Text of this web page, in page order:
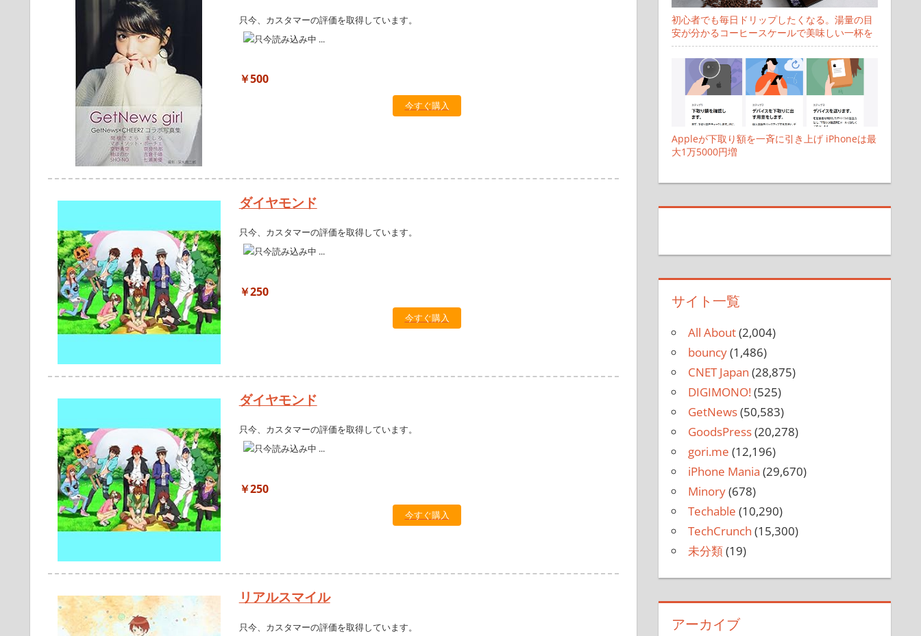
只今、カスタマーの評価を取得しています。
￥500
今すぐ購入
ダイヤモンド
只今、カスタマーの評価を取得しています。
￥250
今すぐ購入
ダイヤモンド
只今、カスタマーの評価を取得しています。
￥250
今すぐ購入
リアルスマイル
只今、カスタマーの評価を取得しています。
初心者でも毎日ドリップしたくなる。湯量の目
安が分かるコーヒースケールで美味しい一杯を
Appleが下取り額を一斉に引き上げ iPhoneは最
大1万5000円増
サイト一覧
All About(2,004)
bouncy(1,486)
CNET Japan (28,875)
DIGIMONO!(525)
GetNews(50,583)
GoodsPress(20,278)
gori.me (12,196)
iPhone Mania (29,670)
Minory(678)
Techable (10,290)
TechCrunch (15,300)
未分類(19)
アーカイブ